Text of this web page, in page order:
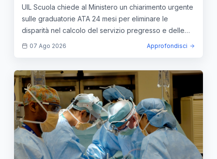
uniformare la valutazione del servizio
UIL Scuola chiede al Ministero un chiarimento urgente
sulle graduatorie ATA 24 mesi per eliminare le
disparità nel calcolo del servizio pregresso e delle
riserve.
07 Ago 2026 Approfondisci